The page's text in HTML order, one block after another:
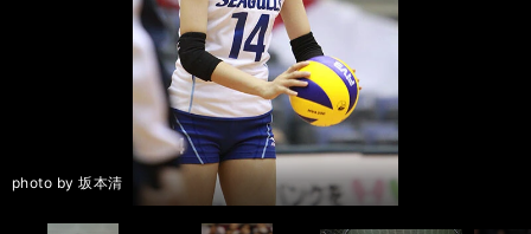
photo by 坂本清
前編：日本代表で竹下佳江と比べられた日々 リオ五輪本番は「記憶が欠
け落ちている」＞＞
中編：日本代表での中田久美との関係 岡山シーガルズ一筋で引退した理
後編：あらためて振り返る現役生活 印象に残った３つのシーン、人生を
変えた人とは？＞＞
前へ